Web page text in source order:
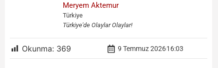
Meryem Aktemur
Türkiye
Türkiye'de Olaylar Olaylar!
Okunma: 369 9 Temmuz 202616:03